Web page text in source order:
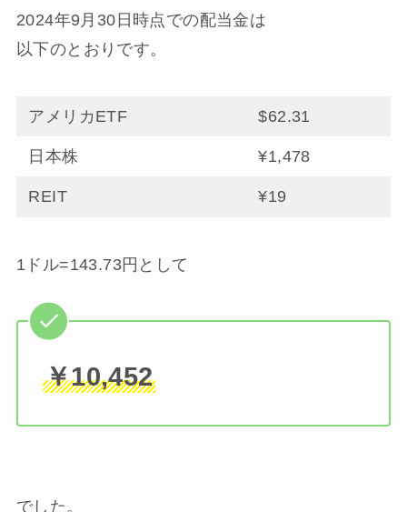
2024年9月30日時点での配当金は
以下のとおりです。
アメリカETF $62.31
日本株 ¥1,478
REIT ¥19
1ドル=143.73円として
￥10,452
でした。